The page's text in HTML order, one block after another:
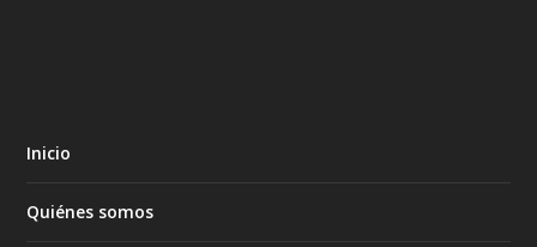
Inicio
Quiénes somos